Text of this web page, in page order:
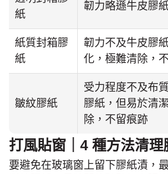
紙
韌力略遜牛皮膠
紙質封箱膠
紙
韌力不及牛皮膠
化，極難清除，
皺紋膠紙
受力程度不及布
膠紙，但易於清
除，不留痕跡
打風貼窗｜4 種方法清理
要避免在玻璃窗上留下膠紙漬，